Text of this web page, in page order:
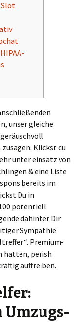
Slot
unser gleiche
Klickst du
unter einsatz von
& eine Liste
bereits im
Du in
potentiell
dahinter Dir
Sympathie
Premium-
hatten, perish
auftreiben.
Umzugs-